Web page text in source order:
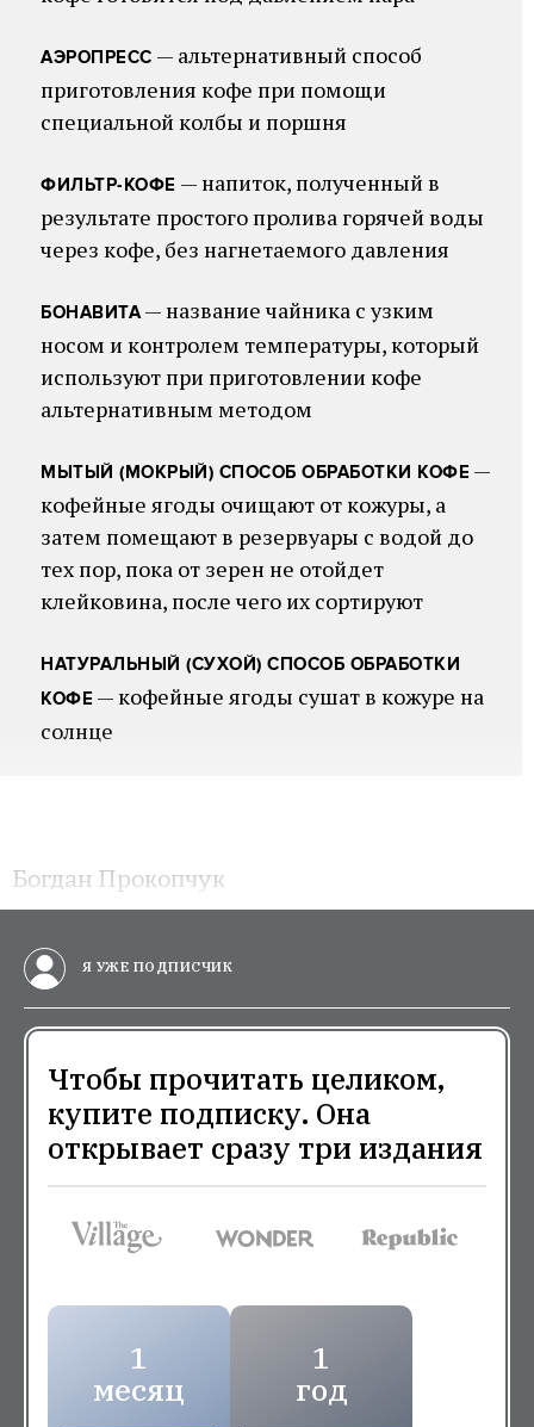
АЭРОПРЕСС — альтернативный способ
приготовления кофе при помощи
специальной колбы и поршня
ФИЛЬТР-КОФЕ — напиток, полученный в
результате простого пролива горячей воды
через кофе, без нагнетаемого давления
БОНАВИТА— название чайника с узким
носом и контролем температуры, который
используют при приготовлении кофе
альтернативным методом
МЫТЫЙ (МОКРЫЙ) СПОСОБ ОБРАБОТКИ КОФЕ —
кофейные ягоды очищают от кожуры, а
затем помещают в резервуары с водой до
тех пор, пока от зерен не отойдет
клейковина, после чего их сортируют
НАТУРАЛЬНЫЙ (СУХОЙ) СПОСОБ ОБРАБОТКИ
КОФЕ — кофейные ягоды сушат в кожуре на
солнце
Богдан Прокопчук
Я УЖЕ ПОДПИСЧИК
Чтобы прочитать целиком,
купите подписку. Она
открывает сразу три издания
1
месяц
1
год